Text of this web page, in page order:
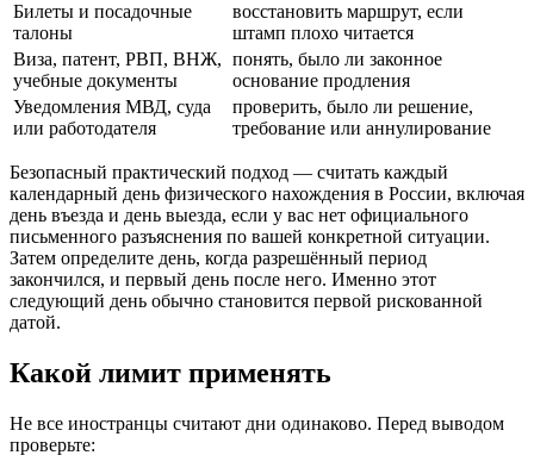
Билеты и посадочные
талоны
восстановить маршрут, если
штамп плохо читается
Виза, патент, РВП, ВНЖ,
учебные документы
понять, было ли законное
основание продления
Уведомления МВД, суда
или работодателя
проверить, было ли решение,
требование или аннулирование
Безопасный практический подход — считать каждый
календарный день физического нахождения в России, включая
день въезда и день выезда, если у вас нет официального
письменного разъяснения по вашей конкретной ситуации.
Затем определите день, когда разрешённый период
закончился, и первый день после него. Именно этот
следующий день обычно становится первой рискованной
датой.
Какой лимит применять
Не все иностранцы считают дни одинаково. Перед выводом
проверьте: